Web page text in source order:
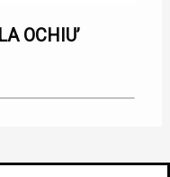
OCHIU’